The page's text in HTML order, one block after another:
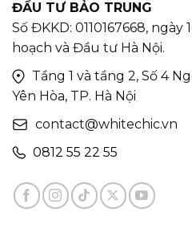
ĐẦU TƯ BẢO TRUNG
Số ĐKKD: 0110167668, ngày
hoạch và Đầu tư Hà Nội.
Tầng 1 và tầng 2, Số 4
Yên Hòa, TP. Hà Nội
contact@whitechic.vn
0812 55 22 55